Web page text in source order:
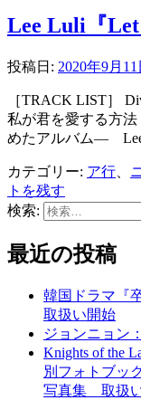
Lee Luli『Let
投稿日: 2020年9月11
［TRACK LIST］
私が君を愛する方
めたアルバム― Lee
カテゴリー: ア行
トを残す
検索:
最近の投稿
韓国ドラマ『
取扱い開始
ジョンニョン
Knights of the
別フォトブッ
写真集 取扱